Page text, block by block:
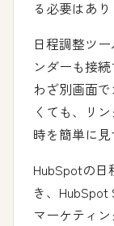
る必要はあり
日程調整ツー
ンダーも接
わざ別画面
くても、リ
時を簡単に見
HubSpotの
き、
マーケティ